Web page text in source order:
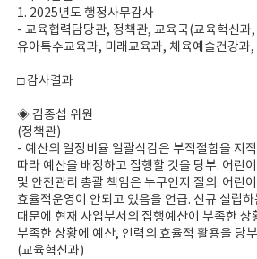
1. 2025년도 행정사무감사
- 교육협력담당관, 정책관, 교육국(교육혁신과
유아특수교육과, 미래교육과, 체육예술건강과
□ 감사결과
◈ 김종섭 위원
(정책관)
- 예산의 일정비율 일괄삭감은 부적절함을 지
따라 예산을 배정하고 집행할 것을 당부. 어린
및 안전관리 총괄 책임은 누구인지 질의. 어린
효율적운영이 안되고 있음을 언급. 신규 설립
때문에 현재 사업부서의 집행예산이 부족한 상
부족한 상황에 예산, 인력의 효율적 활용을 당
(교육혁신과)